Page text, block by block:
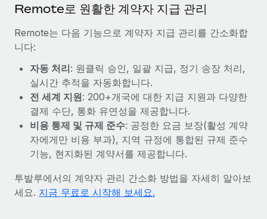
입니다. 이를 위해 최근 몇 주 동안 새로운...
자세히 알아보기
Shootsta가 Remote를 통해 네 개의 시장에서 글로벌
채용을 확장한 방법
비디오 콘텐츠를 활용한 마케팅이 계속해서 인기를 끌면서, 기업들
에게는 흥미롭고 전문적인 비디오 제작이 어느 때보다 중요해졌습
니다. 그러나 대부분의 회사들은 그렇게 높은 품질의...
자세히 알아보기
Remote로 원활한 계약자 지급 관리
Remote는 다음 기능으로 계약자 지급 관리를 간소화합
니다:
자동 처리: 원클릭 승인, 일괄 지급, 정기 송장 처리,
실시간 추적을 자동화합니다.
전 세계 지원: 200+개국에 대한 지급 지원과 다양한
결제 수단, 통화 유연성을 제공합니다.
비용 통제 및 규제 준수: 공정한 요금 보장(활성 계약
자에게만 비용 부과), 지역 규정에 통합된 규제 준수
기능, 현지화된 계약서를 제공합니다.
투발루에서의 계약자 관리 간소화 방법을 자세히 알아보
세요. 지금 무료로 시작해 보세요.